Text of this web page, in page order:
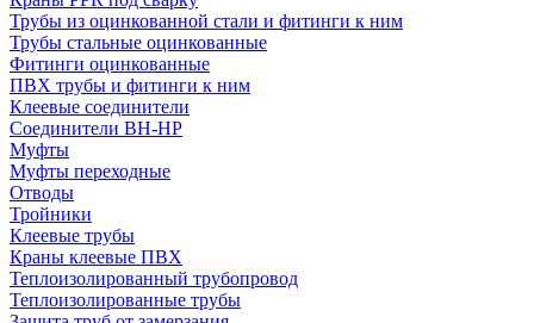
Трубы из оцинкованной стали и фитинги к ним
Трубы стальные оцинкованные
Фитинги оцинкованные
ПВХ трубы и фитинги к ним
Клеевые соединители
Соединители ВН-НР
Муфты
Муфты переходные
Отводы
Тройники
Клеевые трубы
Краны клеевые ПВХ
Теплоизолированный трубопровод
Теплоизолированные трубы